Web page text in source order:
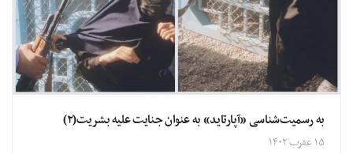
به رسمیت‌شناسی «آپارتاید» به عنوان جنایت علیه بشریت(۲)
۱۵ عقرب ۱۴۰۲